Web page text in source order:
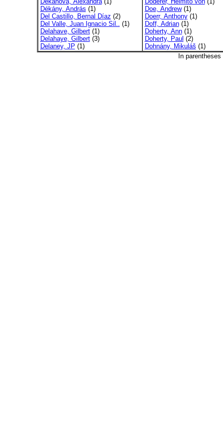
Dékány, András (1)
Del Castillo, Bernal Díaz (2)
Del Valle, Juan Ignacio Sil.. (1)
Delahave, Gilbert(1)
Delahaye, Gilbert(3)
Delaney, JP (1)
Doe, Andrew(1)
Doerr, Anthony(1)
Doff, Adrian(1)
Doherty, Ann(1)
Doherty, Paul (2)
Dohnány, Mikuláš (1)
In